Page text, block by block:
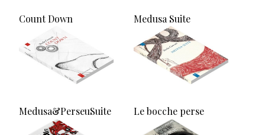
Count Down Medusa Suite
Medusa&PerseuSuite Le bocche perse